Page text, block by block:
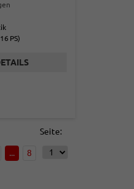
PS)
Seite:
... 8